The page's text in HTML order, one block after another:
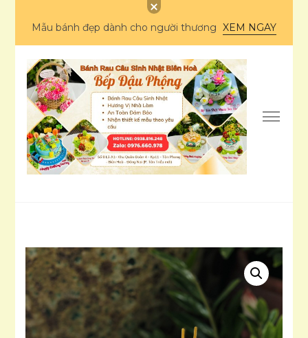
Mẫu bánh đẹp dành cho người thương XEM NGAY
Bánh rau câu sinh
nhật Biên Hòa – Bếp
Đậu Phộng
Ẩm thực